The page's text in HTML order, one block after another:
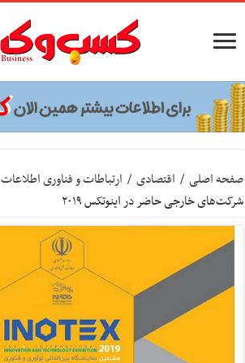
صفحه اصلی / اقتصادی / ارتباطات و فناوری اطلاعات
شرکت‌های خارجی حاضر در اینوتکس ۲۰۱۹